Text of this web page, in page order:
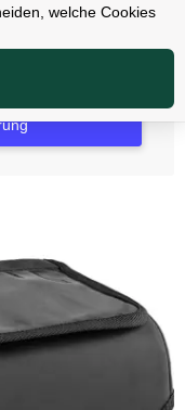
welche Cookies